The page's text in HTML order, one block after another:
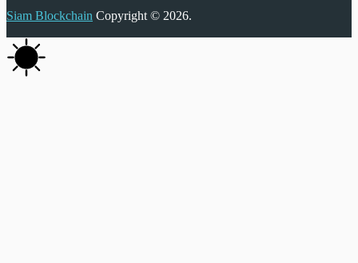
Siam Blockchain Copyright © 2026.